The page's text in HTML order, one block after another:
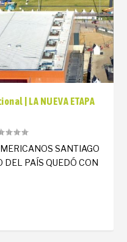
| LA NUEVA ETAPA
SANTIAGO
DEL PAÍS QUEDÓ CON